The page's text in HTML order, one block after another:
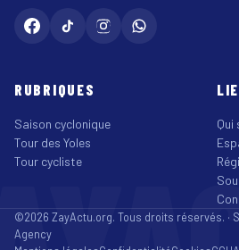
RUBRIQUES
Saison cyclonique
Tour des Yoles
Tour cycliste
Qui
©2026 ZayActu.org. Tous droits réservés. ·
Agency